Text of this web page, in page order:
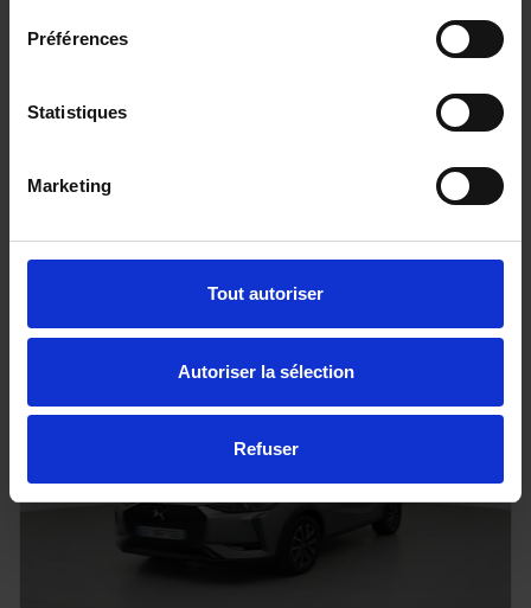
Préférences
Statistiques
Marketing
Tout autoriser
Autoriser la sélection
Refuser
20 km - 2025 - Essence - Boîte manuelle
29 890€
491.4 €/mois